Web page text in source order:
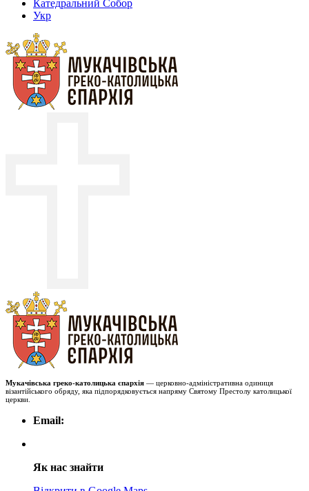
Катедральний Собор
Укр
Мукачівська греко-католицька єпархія — церковно-адміністративна одиниця
візантійського обряду, яка підпорядковується напряму Святому Престолу католицької
церкви.
Email:
Як нас знайти